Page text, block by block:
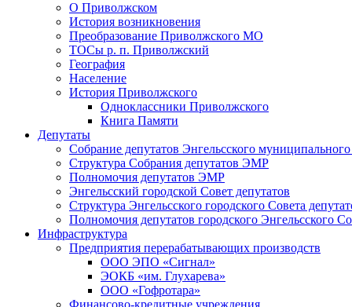
О Приволжском
История возникновения
Преобразование Приволжского МО
ТОСы р. п. Приволжский
География
Население
История Приволжского
Одноклассники Приволжского
Книга Памяти
Депутаты
Собрание депутатов Энгельсского
Структура Собрания депутатов ЭМР
Полномочия депутатов ЭМР
Энгельсский городской Совет депутатов
Структура Энгельсского городского Совета
Полномочия депутатов городского Энгельсского
Инфраструктура
Предприятия перерабатывающих производств
ООО ЭПО «Сигнал»
ЭОКБ «им. Глухарева»
ООО «Гофротара»